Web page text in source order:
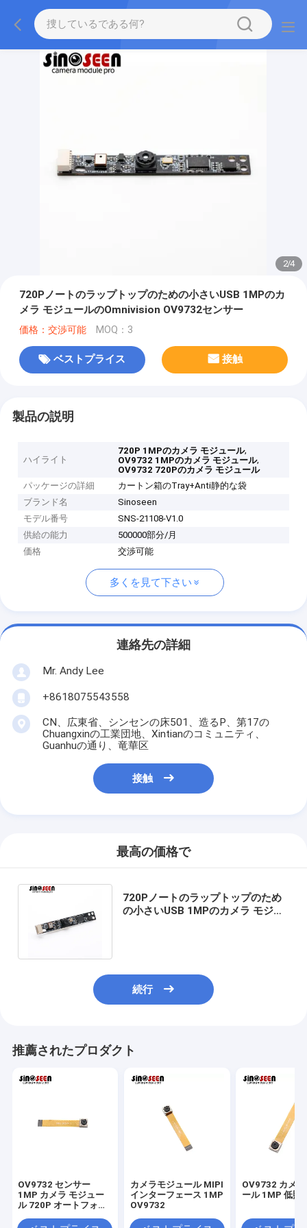
2/4
720Pノートのラップトップのための小さいUSB 1MPのカ
メラ モジュールのOmnivision OV9732センサー
価格：交渉可能 MOQ：3
ベストプライス 接触
製品の説明
ハイライト
720P 1MPのカメラ モジュール,
OV9732 1MPのカメラ モジュール,
OV9732 720Pのカメラ モジュール
パッケージの詳細
カートン箱のTray+Anti静的な袋
ブランド名
Sinoseen
モデル番号
SNS-21108-V1.0
供給の能力
500000部分/月
価格
交渉可能
多くを見て下さい
連絡先の詳細
Mr. Andy Lee
+8618075543558
CN、広東省、シンセンの床501、造るP、第17の
Chuangxinの工業団地、Xintianのコミュニティ、
Guanhuの通り、竜華区
接触
最高の価格で
720Pノートのラップトップのため
の小さいUSB 1MPのカメラ モジュ
続行
推薦されたプロダクト
OV9732 センサー
1MP カメラ モジュー
ル 720P オートフォー
ェース 30 フレーム
カメラモジュール MIPI
インターフェース 1MP
OV9732
OV9732 カメ
ール 1MP 低照